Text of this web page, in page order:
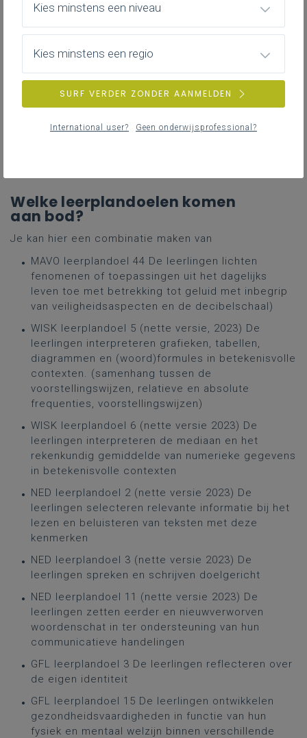
Een voorbeeld hoe je vakoverschrijdend
rond 'decibels' kan werken vanuit het
leerplan wiskunde, maatschappelijke
vorming, Nederlands en het
gemeenschappelijk funderend leerplan.
Welke leerplandoelen komen
aan bod?
Je kan hier een combinatie maken van
MAVO leerplandoel 44 De leerlingen lichten
fenomenen of toepassingen uit het dagelijks
leven toe met betrekking tot geluid met inbegrip
van veiligheidsaspecten en de decibelschaal)
WISK leerplandoel 5 (nette versie, 2023) De
leerlingen interpreteren grafieken, tabellen,
diagrammen en (woord)formules in betekenisvolle
contexten. (samenhang tussen de
voorstellingswijzen, relatieve en absolute
frequenties, voorstellingswijzen)
WISK leerplandoel 6 (nette versie 2023) De
leerlingen interpreteren de mediaan en het
rekenkundig gemiddelde van numerieke gegevens
in betekenisvolle contexten
NED leerplandoel 2 (nette versie 2023) De
leerlingen selecteren relevante informatie bij het
lezen en beluisteren van teksten met deze
kenmerken
NED leerplandoel 3 (nette versie 2023) De
leerlingen spreken en schrijven doelgericht
NED leerplandoel 11 (nette versie 2023) De
leerlingen zetten eerder en nieuwverworven
woordenschat in ter ondersteuning van hun
communicatieve handelingen
GFL leerplandoel 3 De leerlingen reflecteren over
de eigen identiteit
GFL leerplandoel 15 De leerlingen ontwikkelen
gezondheidsvaardigheden in functie van hun
fysiek en mentaal welzijn binnen verschillende
Kies minstens een niveau
Kies minstens een regio
SURF VERDER ZONDER AANMELDEN
International user? Geen onderwijsprofessional?